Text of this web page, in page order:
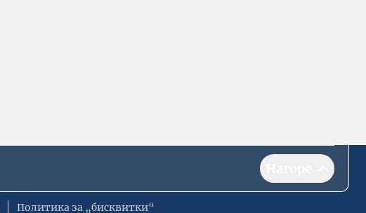
Политика за „бисквитки“